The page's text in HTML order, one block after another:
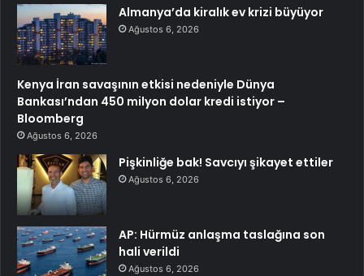
Almanya’da kiralık ev krizi büyüyor
Ağustos 6, 2026
Kenya İran savaşının etkisi nedeniyle Dünya
Bankası’ndan 450 milyon dolar kredi istiyor –
Bloomberg
Ağustos 6, 2026
Pişkinliğe bak! Savcıyı şikayet ettiler
Ağustos 6, 2026
AP: Hürmüz anlaşma taslağına son
hali verildi
Ağustos 6, 2026